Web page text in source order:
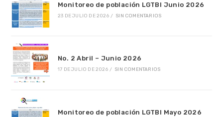
Monitoreo de población LGTBI Junio 2026
23 DE JULIO DE 2026 / SIN COMENTARIOS
No. 2 Abril – Junio 2026
17 DE JULIO DE 2026 / SIN COMENTARIOS
Monitoreo de población LGTBI Mayo 2026